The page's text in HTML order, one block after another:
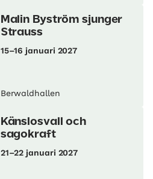
Malin Byström sjunger
Strauss
15–16 januari 2027
Berwaldhallen
Känslosvall och
sagokraft
21–22 januari 2027